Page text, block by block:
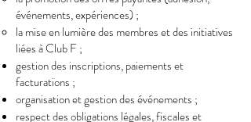
événements, expériences) ;
la mise en lumière des membres et des initiatives
liées à Club F ;
gestion des inscriptions, paiements et
facturations ;
organisation et gestion des événements ;
respect des obligations légales, fiscales et